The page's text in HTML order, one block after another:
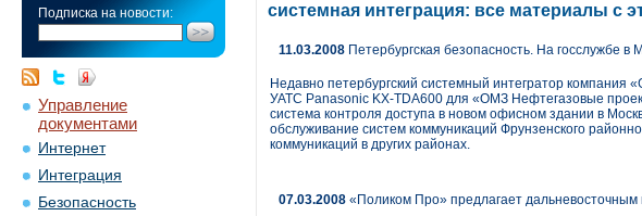
Подписка на новости:
Управление
документами
Интернет
Интеграция
Безопасность
системная интеграция: все материалы с
11.03.2008 Петербургская безопасность. На госслужбе в
Недавно петербургский системный интегратор компания
УАТС Panasonic KX-TDA600 для «ОМЗ Нефтегазовые
система контроля доступа в новом офисном здании в
обслуживание систем коммуникаций Фрунзенского
коммуникаций в других районах.
07.03.2008 «Поликом Про» предлагает